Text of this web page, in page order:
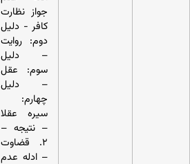
جواز نظارت
کافر - دلیل
دوم: روایت
– دلیل
سوم: عقل
– دلیل
چهارم:
سیره عقلا
– نتیجه –
۲. قضاوت
– ادله عدم